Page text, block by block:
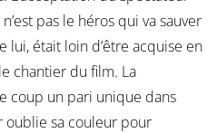
pas le héros qui va sauver
lui, était loin d’être acquise en
chantier du film. La
coup un pari unique dans
oublie sa couleur pour